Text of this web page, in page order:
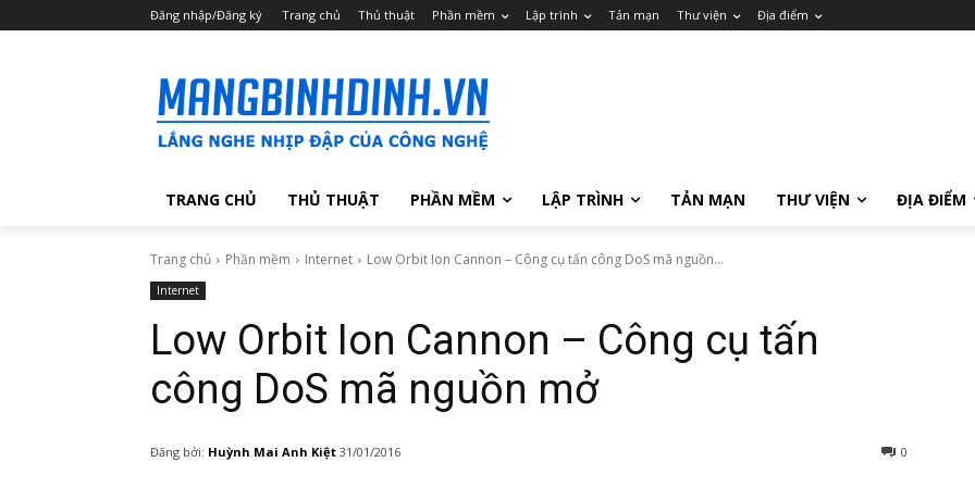
Đăng nhập/Đăng ký Trang chủ Thủ thuật Phần mềm Lập trình Tản mạn Thư viện Địa điểm
TRANG CHỦ THỦ THUẬT PHẦN MỀM LẬP TRÌNH TẢN MẠN THƯ VIỆN ĐỊA ĐIỂM
Trang chủ Phần mềm Internet Low Orbit Ion Cannon – Công cụ tấn công DoS mã nguồn...
Internet
Low Orbit Ion Cannon – Công cụ tấn
công DoS mã nguồn mở
Đăng bởi: Huỳnh Mai Anh Kiệt 31/01/2016 0